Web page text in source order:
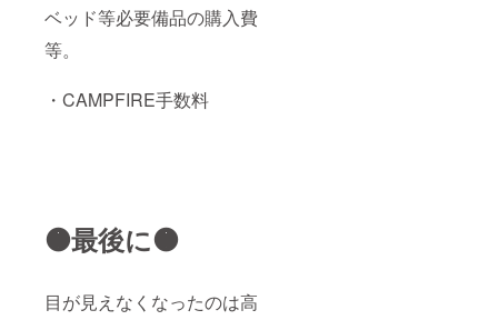
ベッド等必要備品の購入費
等。
・CAMPFIRE手数料
🟠最後に🟠
目が見えなくなったのは高